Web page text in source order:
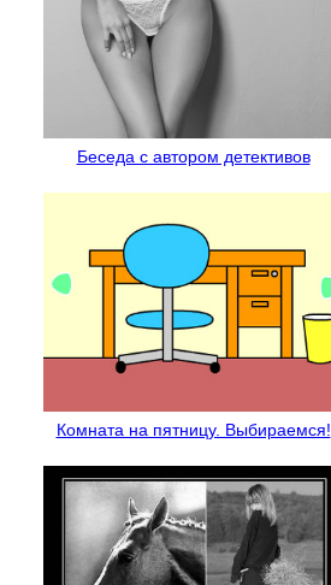
Беседа с автором детективов
Комната на пятницу. Выбираемся!